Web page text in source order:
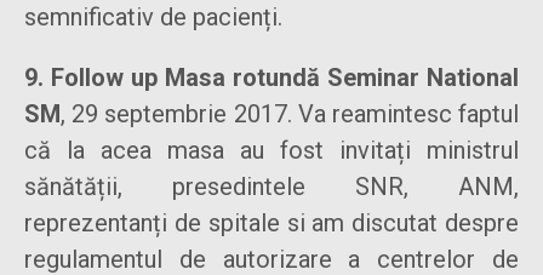
semnificativ de pacienți.
9. Follow up Masa rotundă Seminar National
SM, 29 septembrie 2017. Va reamintesc faptul
că la acea masa au fost invitați ministrul
sănătății, presedintele SNR, ANM,
reprezentanți de spitale si am discutat despre
regulamentul de autorizare a centrelor de